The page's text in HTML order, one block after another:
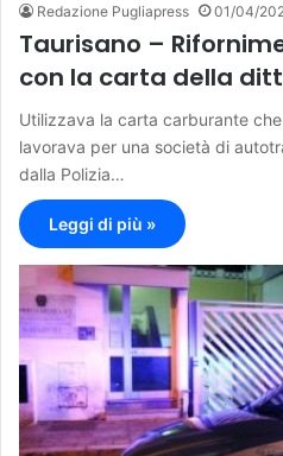
Redazione Pugliapress 01/04/
Taurisano –
con la carta della
Utilizzava la carta carburante
lavorava per una società di
dalla Polizia…
Leggi di più »